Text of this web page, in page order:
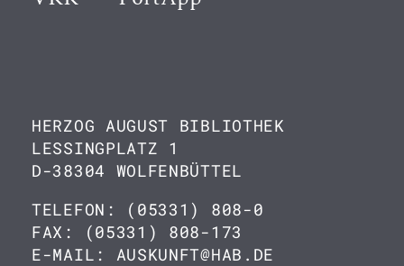
HERZOG AUGUST BIBLIOTHEK
LESSINGPLATZ 1
D-38304 WOLFENBÜTTEL
TELEFON: (05331) 808-0
FAX: (05331) 808-173
E-MAIL: AUSKUNFT@HAB.DE